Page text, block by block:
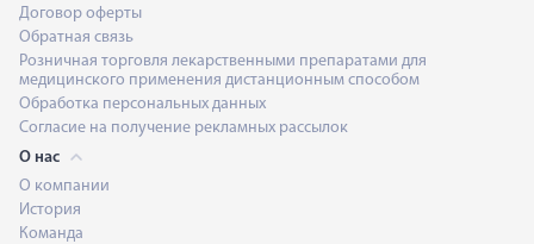
Договор оферты
Обратная связь
Розничная торговля лекарственными препаратами для
медицинского применения дистанционным способом
Обработка персональных данных
Согласие на получение рекламных рассылок
О нас
О компании
История
Команда